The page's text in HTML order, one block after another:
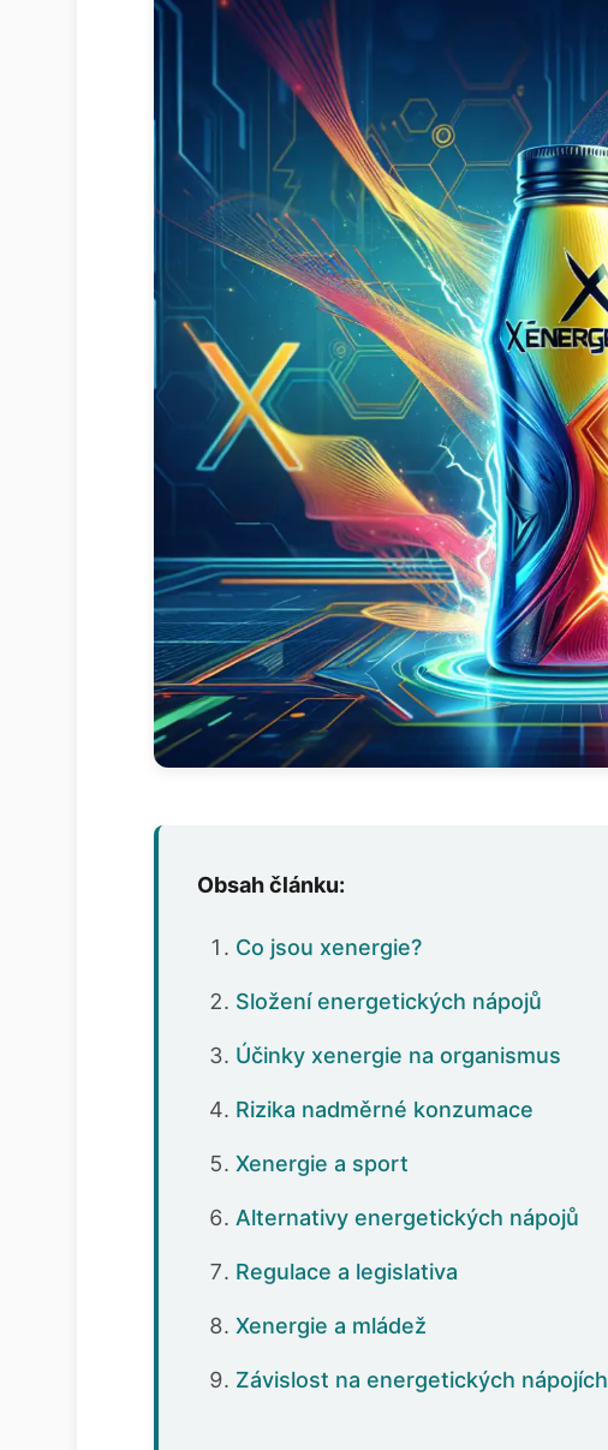
Obsah článku:
Co jsou xenergie?
Složení energetických nápojů
Účinky xenergie na organismus
Rizika nadměrné konzumace
Xenergie a sport
Alternativy energetických nápojů
Regulace a legislativa
Xenergie a mládež
Závislost na energetických nápojích